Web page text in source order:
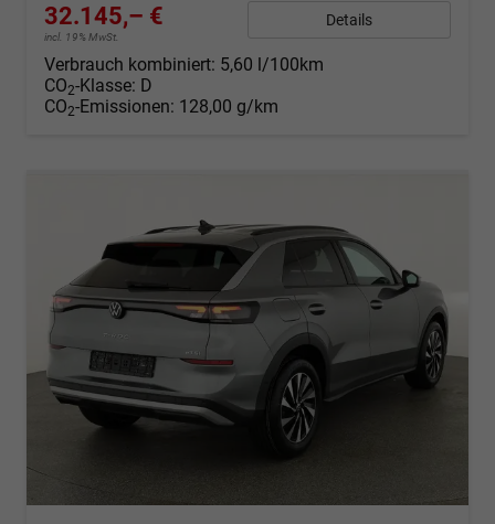
32.145,– €
incl. 19% MwSt.
Details
Verbrauch kombiniert: 5,60 l/100km
CO2-Klasse: D
CO2-Emissionen: 128,00 g/km